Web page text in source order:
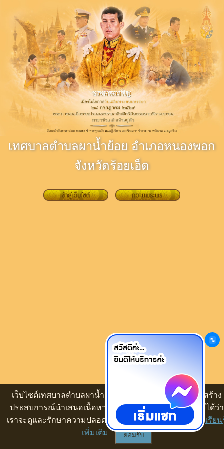
เว็บไซต์เทศบาลตำบลผาน้ำย้อย ขออนุญาตใช้คุ๊กกี้🍪เพื่อสร้าง
ประสบการณ์นำเสนอเนื้อหาที่ดีให้กับท่าน ทั้งนี้ ท่านมั่นใจได้ว่า
เราจะดูและรักษาความปลอดภัยข้อมูลของท่านเป็นอย่างดีเรีย
เพิ่มเติม
ยอมรับ
เทศบาลตำบลผาน้ำย้อย อำเภอหนองพอก
จังหวัดร้อยเอ็ด